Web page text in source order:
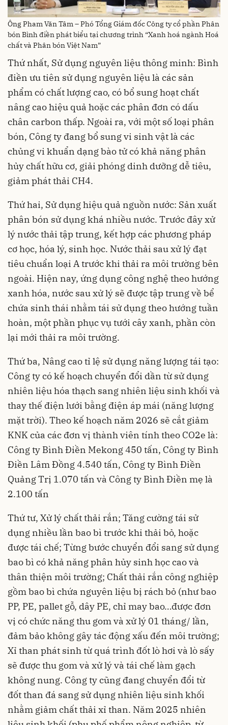
Ông Pham Văn Tâm – Phó Tổng Giám đốc Công ty cổ phần Phân
bón Bình điền phát biểu tại chương trình “Xanh hoá ngành Hoá
chất và Phân bón Việt Nam”
Thứ nhất, Sử dụng nguyên liệu thông minh: Bình
điền ưu tiên sử dụng nguyên liệu là các sản
phẩm có chất lượng cao, có bổ sung hoạt chất
nâng cao hiệu quả hoặc các phân đơn có dấu
chân carbon thấp. Ngoài ra, với một số loại phân
bón, Công ty đang bổ sung vi sinh vật là các
chủng vi khuẩn dạng bào tử có khả năng phân
hủy chất hữu cơ, giải phóng dinh dưỡng dễ tiêu,
giảm phát thải CH4.
Thứ hai, Sử dụng hiệu quả nguồn nước: Sản xuất
phân bón sử dụng khá nhiều nước. Trước đây xử
lý nước thải tập trung, kết hợp các phương pháp
cơ học, hóa lý, sinh học. Nước thải sau xử lý đạt
tiêu chuẩn loại A trước khi thải ra môi trường bên
ngoài. Hiện nay, ứng dụng công nghệ theo hướng
xanh hóa, nước sau xử lý sẽ được tập trung về bể
chứa sinh thái nhằm tái sử dụng theo hướng tuần
hoàn, một phần phục vụ tưới cây xanh, phần còn
lại mới thải ra môi trường.
Thứ ba, Nâng cao tỉ lệ sử dụng năng lượng tái tạo:
Công ty có kế hoạch chuyển đổi dần từ sử dụng
nhiên liệu hóa thạch sang nhiên liệu sinh khối và
thay thế điện lưới bằng điện áp mái (năng lượng
mặt trời). Theo kế hoạch năm 2026 sẽ cắt giảm
KNK của các đơn vị thành viên tính theo CO2e là:
Công ty Bình Điền Mekong 450 tấn, Công ty Bình
Điền Lâm Đồng 4.540 tấn, Công ty Bình Điền
Quảng Trị 1.070 tấn và Công ty Bình Điền mẹ là
2.100 tấn
Thứ tư, Xử lý chất thải rắn; Tăng cường tái sử
dụng nhiều lần bao bì trước khi thải bỏ, hoặc
được tái chế; Từng bước chuyển đổi sang sử dụng
bao bì có khả năng phân hủy sinh học cao và
thân thiện môi trường; Chất thải rắn công nghiệp
gồm bao bì chứa nguyên liệu bị rách bỏ (như bao
PP, PE, pallet gỗ, dây PE, chỉ may bao…được đơn
vị có chức năng thu gom và xử lý 01 tháng/ lần,
đảm bảo không gây tác động xấu đến môi trường;
Xỉ than phát sinh từ quá trình đốt lò hơi và lò sấy
sẽ được thu gom và xử lý và tái chế làm gạch
không nung. Công ty cũng đang chuyển đổi từ
đốt than đá sang sử dụng nhiên liệu sinh khối
nhằm giảm chất thải xỉ than. Năm 2025 nhiên